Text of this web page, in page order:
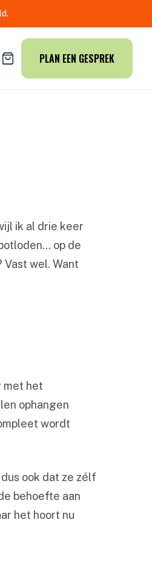
PLAN EEN GESPREK
ik al drie keer
op de
Vast wel. Want
met het
ophangen
wordt
ook dat ze zélf
behoefte aan
het hoort nu